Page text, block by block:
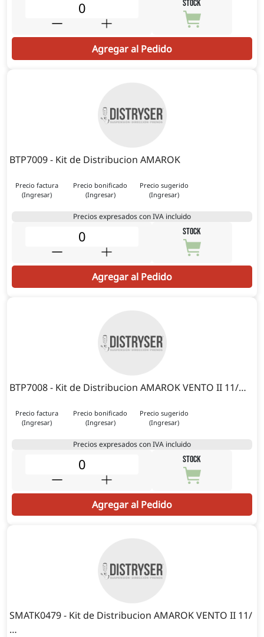
STOCK
Agregar al Pedido
BTP7009 - Kit de Distribucion AMAROK
Precio factura
(Ingresar)
Precio bonificado
(Ingresar)
Precio sugerido
(Ingresar)
Precios expresados con IVA incluido
STOCK
Agregar al Pedido
BTP7008 - Kit de Distribucion AMAROK VENTO II 11/…
Precio factura
(Ingresar)
Precio bonificado
(Ingresar)
Precio sugerido
(Ingresar)
Precios expresados con IVA incluido
STOCK
Agregar al Pedido
SMATK0479 - Kit de Distribucion AMAROK VENTO II 11/
…